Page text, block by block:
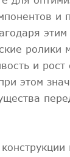
и
ролики
и рост
этом